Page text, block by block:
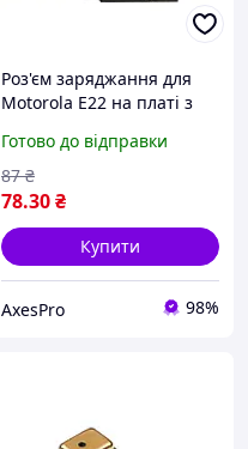
Роз'єм заряджання для
Motorola E22 на платі з
компонентами якісна
запчастина для ремонту
Готово до відправки
78.30₴
87 ₴
Купити
AxesPro 98%